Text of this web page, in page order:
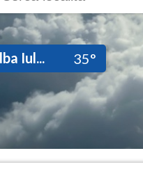
Iul... 35°